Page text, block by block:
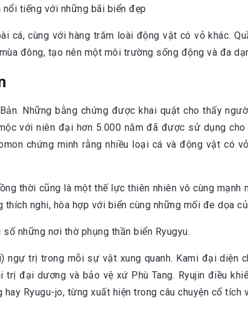
cá, cùng với hàng trăm loài động vật có vỏ khác.
đông, tạo nên một môi trường sống động và đa
Những bằng chứng được khai quật cho thấy
với niên đại hơn 5.000 năm đã được sử dụng
chứng minh rằng nhiều loại cá và động vật có
thời cũng là một thế lực thiên nhiên vô cùng mạnh
nghi, hòa hợp với biển cùng những mối đe dọa
trị trong mỗi sự vật xung quanh. Kami đại diện
đại dương và bảo vệ xứ Phù Tang. Ryujin điều
Ryugu-jo, từng xuất hiện trong câu chuyện cổ tích